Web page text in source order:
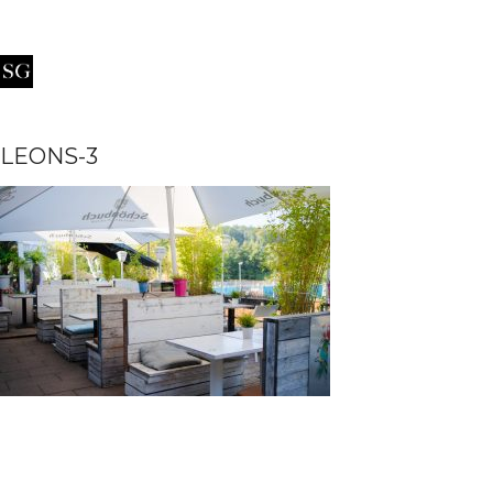
LEONS-3